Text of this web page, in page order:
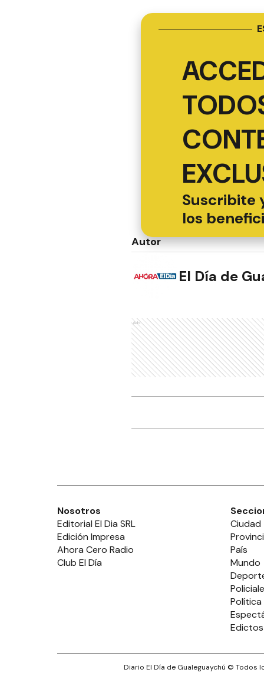
Suscribite
los
Autor
El Día de
Ads
Nosotros
Editorial El Dia SRL
Edición Impresa
Ahora Cero Radio
Club El Día
Ciudad
País
Mundo
Política
Edictos
Diario El Día de Gualeguaychú © Todos